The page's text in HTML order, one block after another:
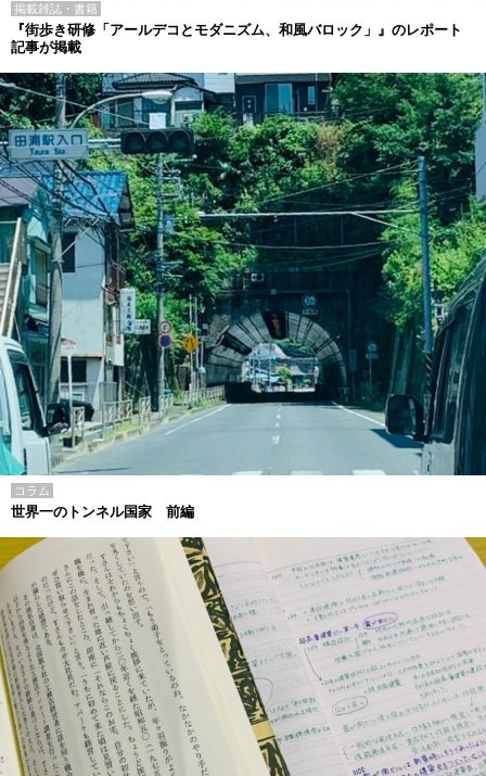
掲載雑誌・書籍
『街歩き研修「アールデコとモダニズム、和風バロック」』のレポート
記事が掲載
コラム
世界一のトンネル国家 前編